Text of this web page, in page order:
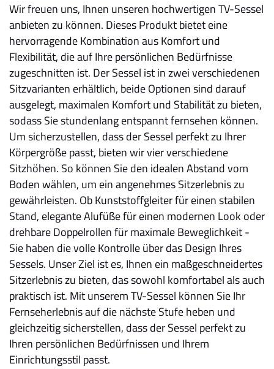
Wir freuen uns, Ihnen unseren hochwertigen TV-Sessel
anbieten zu können. Dieses Produkt bietet eine
hervorragende Kombination aus Komfort und
Flexibilität, die auf Ihre persönlichen Bedürfnisse
zugeschnitten ist. Der Sessel ist in zwei verschiedenen
Sitzvarianten erhältlich, beide Optionen sind darauf
ausgelegt, maximalen Komfort und Stabilität zu bieten,
sodass Sie stundenlang entspannt fernsehen können.
Um sicherzustellen, dass der Sessel perfekt zu Ihrer
Körpergröße passt, bieten wir vier verschiedene
Sitzhöhen. So können Sie den idealen Abstand vom
Boden wählen, um ein angenehmes Sitzerlebnis zu
gewährleisten. Ob Kunststoffgleiter für einen stabilen
Stand, elegante Alufüße für einen modernen Look oder
drehbare Doppelrollen für maximale Beweglichkeit -
Sie haben die volle Kontrolle über das Design Ihres
Sessels. Unser Ziel ist es, Ihnen ein maßgeschneidertes
Sitzerlebnis zu bieten, das sowohl komfortabel als auch
praktisch ist. Mit unserem TV-Sessel können Sie Ihr
Fernseherlebnis auf die nächste Stufe heben und
gleichzeitig sicherstellen, dass der Sessel perfekt zu
Ihren persönlichen Bedürfnissen und Ihrem
Einrichtungsstil passt.